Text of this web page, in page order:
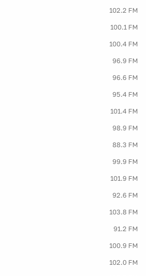
102.2 FM
100.1 FM
100.4 FM
96.9 FM
96.6 FM
95.4 FM
101.4 FM
98.9 FM
88.3 FM
99.9 FM
101.9 FM
92.6 FM
103.8 FM
91.2 FM
100.9 FM
102.0 FM